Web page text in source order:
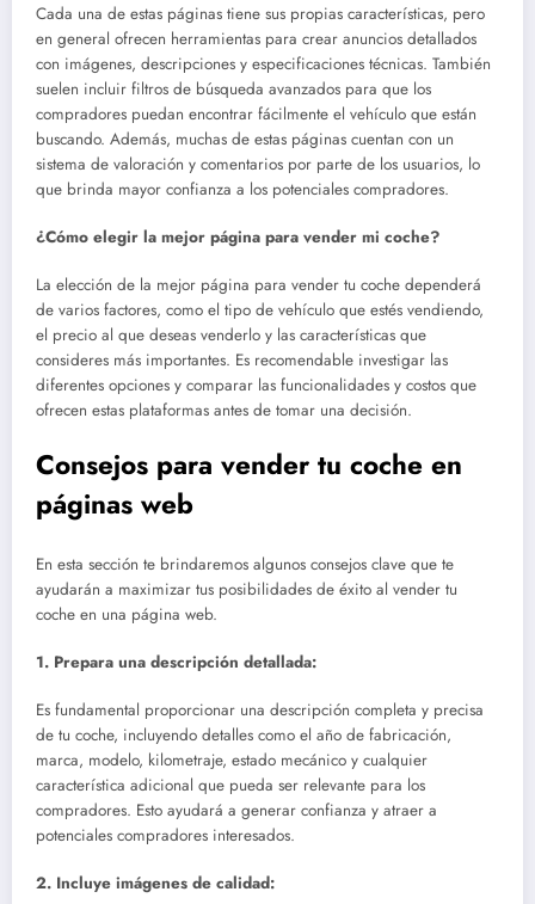
Cada una de estas páginas tiene sus propias características, pero
en general ofrecen herramientas para crear anuncios detallados
con imágenes, descripciones y especificaciones técnicas. También
suelen incluir filtros de búsqueda avanzados para que los
compradores puedan encontrar fácilmente el vehículo que están
buscando. Además, muchas de estas páginas cuentan con un
sistema de valoración y comentarios por parte de los usuarios, lo
que brinda mayor confianza a los potenciales compradores.
¿Cómo elegir la mejor página para vender mi coche?
La elección de la mejor página para vender tu coche dependerá
de varios factores, como el tipo de vehículo que estés vendiendo,
el precio al que deseas venderlo y las características que
consideres más importantes. Es recomendable investigar las
diferentes opciones y comparar las funcionalidades y costos que
ofrecen estas plataformas antes de tomar una decisión.
Consejos para vender tu coche en
páginas web
En esta sección te brindaremos algunos consejos clave que te
ayudarán a maximizar tus posibilidades de éxito al vender tu
coche en una página web.
1. Prepara una descripción detallada:
Es fundamental proporcionar una descripción completa y precisa
de tu coche, incluyendo detalles como el año de fabricación,
marca, modelo, kilometraje, estado mecánico y cualquier
característica adicional que pueda ser relevante para los
compradores. Esto ayudará a generar confianza y atraer a
potenciales compradores interesados.
2. Incluye imágenes de calidad: